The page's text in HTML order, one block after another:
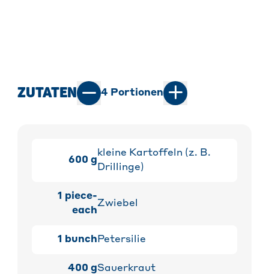
ZUTATEN 4 Portionen
600 g
kleine Kartoffeln (z. B.
Drillinge)
1 piece-
each
Zwiebel
1 bunch Petersilie
400 gSauerkraut